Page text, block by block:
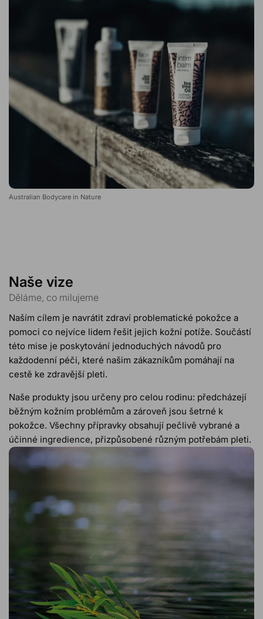
Australian Bodycare in Nature
Naše vize
Děláme, co milujeme
Naším cílem je navrátit zdraví problematické pokožce a
pomoci co nejvíce lidem řešit jejich kožní potíže. Součástí
této mise je poskytování jednoduchých návodů pro
každodenní péči, které našim zákazníkům pomáhají na
cestě ke zdravější pleti.
Naše produkty jsou určeny pro celou rodinu: předcházejí
běžným kožním problémům a zároveň jsou šetrné k
pokožce. Všechny přípravky obsahují pečlivě vybrané a
účinné ingredience, přizpůsobené různým potřebám pleti.